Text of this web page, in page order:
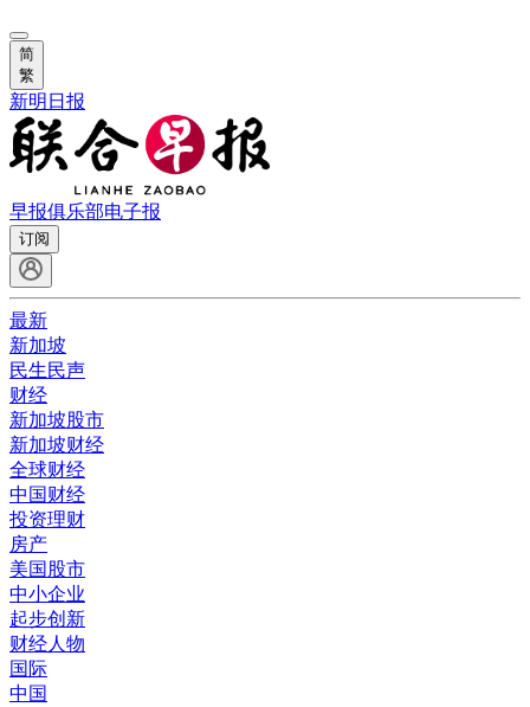
简
繁
新明日报
早报俱乐部电子报
订阅
最新
新加坡
民生民声
财经
新加坡股市
新加坡财经
全球财经
中国财经
投资理财
房产
美国股市
中小企业
起步创新
财经人物
国际
中国